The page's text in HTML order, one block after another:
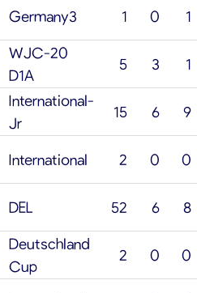
Germany3 1 0
1
WJC-20
D1A
5 3
1
International-
Jr
15 6
9
International 2 0
0
DEL 52 6 8
Deutschland
Cup
2 0
0